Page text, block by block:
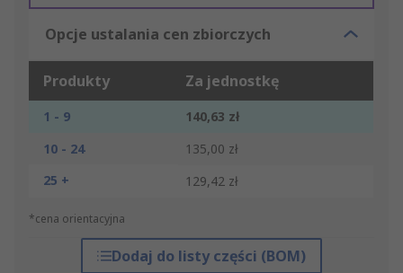
Opcje ustalania cen zbiorczych
Produkty Za jednostkę
1 - 9
140,63 zł
10 - 24
135,00 zł
25 +
129,42 zł
*cena orientacyjna
Dodaj do listy części (BOM)